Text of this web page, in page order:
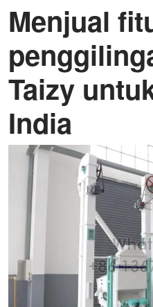
Menjual
Taizy
India